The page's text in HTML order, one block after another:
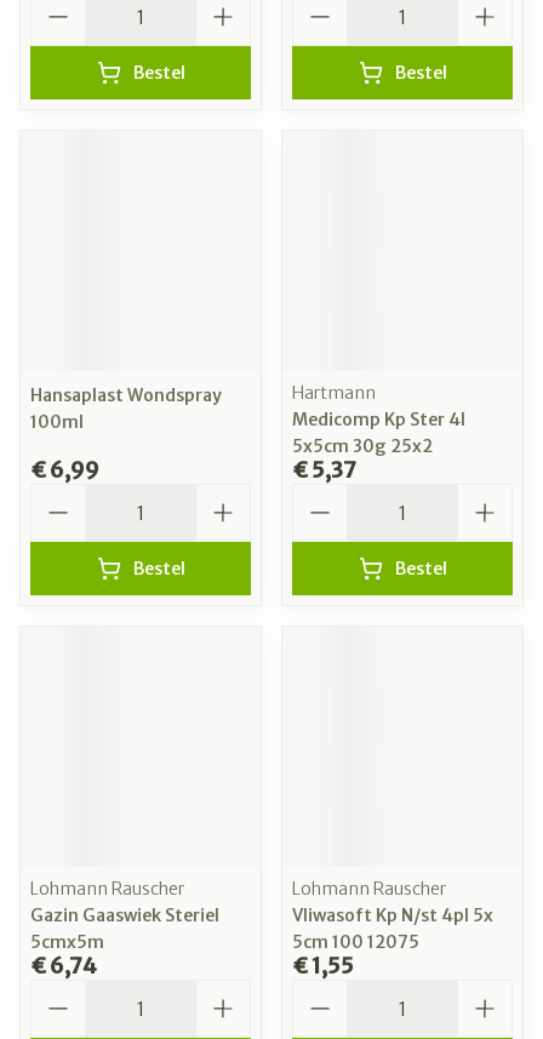
Bestel Bestel
Hansaplast Wondspray
100ml
€ 6,99
Bestel
Hartmann
Medicomp Kp Ster 4l
5x5cm 30g 25x2
€ 5,37
Bestel
Lohmann Rauscher
Gazin Gaaswiek Steriel
5cmx5m
€ 6,74
Lohmann Rauscher
Vliwasoft Kp N/st 4pl 5x
5cm 100 12075
€ 1,55